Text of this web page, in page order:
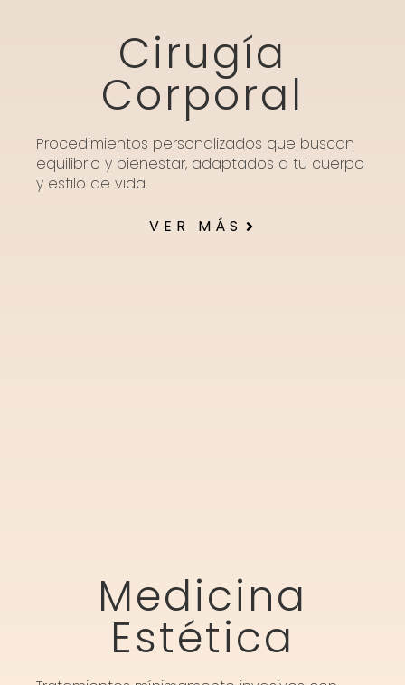
Cirugía
Corporal
Procedimientos personalizados que buscan
equilibrio y bienestar, adaptados a tu cuerpo
y estilo de vida.
VER MÁS
Medicina
Estética